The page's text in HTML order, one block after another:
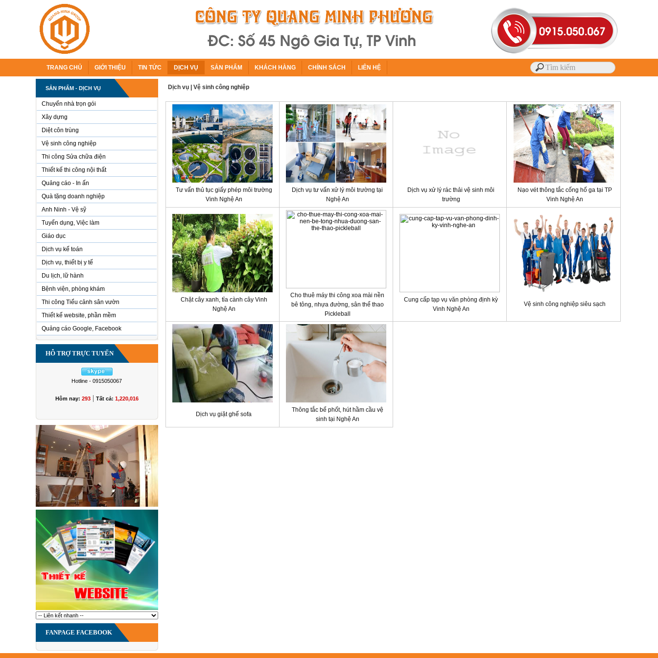
TRANG CHỦ GIỚI THIỆU TIN TỨC DỊCH VỤ SẢN PHẨM KHÁCH HÀNG CHÍNH SÁCH LIÊN HỆ
SẢN PHẨM - DỊCH VỤ
Chuyển nhà trọn gói
Xây dựng
Diệt côn trùng
Vệ sinh công nghiệp
Thi công Sửa chữa điện
Thiết kế thi công nội thất
Quảng cáo - In ấn
Quà tặng doanh nghiệp
Anh Ninh - Vệ sỹ
Tuyển dụng, Việc làm
Giáo dục
Dịch vụ kế toán
Dịch vụ, thiết bị y tế
Du lịch, lữ hành
Bệnh viện, phòng khám
Thi công Tiểu cảnh sân vườn
Thiết kế website, phần mềm
Quảng cáo Google, Facebook
HỖ TRỢ TRỰC TUYẾN
Hotline - 0915050067
Hôm nay: 293| Tất cả: 1,220,016
FANPAGE FACEBOOK
Dịch vụ Vệ sinh công nghiệp
Tư vấn thủ tục giấy phép môi trường
Vinh Nghệ An
Dịch vụ tư vấn xử lý môi trường tại
Nghệ An
Dịch vụ xử lý rác thải vệ sinh môi
trường
Nạo vét thông tắc cống hố ga tại TP
Vinh Nghệ An
Chặt cây xanh, tỉa cành cây Vinh
Nghệ An
Cho thuê máy thi công xoa mài nền
bê tông, nhựa đường, sân thể thao
Pickleball
Cung cấp tạp vụ văn phòng định kỳ
Vinh Nghệ An
Vệ sinh công nghiệp siêu sạch
Dịch vụ giặt ghế sofa
Thông tắc bể phốt, hút hầm cầu vệ
sinh tại Nghệ An